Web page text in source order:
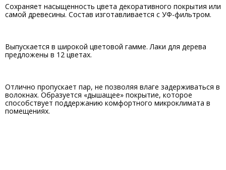
Сохраняет насыщенность цвета декоративного покрытия или
самой древесины. Состав изготавливается с УФ-фильтром.
Выпускается в широкой цветовой гамме. Лаки для дерева
предложены в 12 цветах.
Отлично пропускает пар, не позволяя влаге задерживаться в
волокнах. Образуется «дышащее» покрытие, которое
способствует поддержанию комфортного микроклимата в
помещениях.